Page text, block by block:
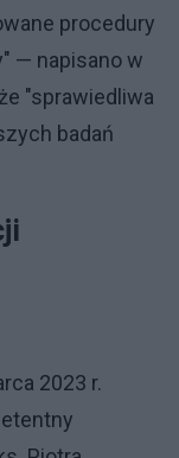
procedury
— napisano w
"sprawiedliwa
badań
2023 r.